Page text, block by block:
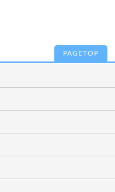
PAGETOP